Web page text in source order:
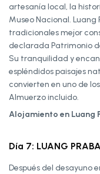
artesanía local, la
Museo Nacional.
tradicionales mejor
declarada Patrimonio
Su tranquilidad y
espléndidos paisajes
convierten en uno de
Almuerzo incluido.
Alojamiento en Luang
Día 7: LUANG
Después del desayuno